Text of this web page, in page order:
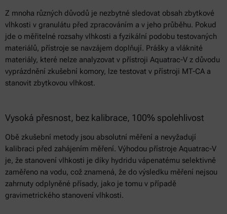
Z mnoha různých důvodů je nezbytné sledovat obsah zbytkové
vlhkosti v granulátu před zpracováním a v jeho průběhu. Pokud
jde o měřitelné rozsahy vlhkosti a fyzikální podobu testovaných
materiálů, přístroje se navzájem doplňují. Prášky a vláknité
materiály, které nelze analyzovat v přístroji Aquatrac-V z důvodu
vyprázdnění zkušební komory, lze testovat v přístroji MT-CA a
stanovit zbytkovou vlhkost.
Vysoká přesnost, bez kalibrace, 100% spolehlivost
Obě zkušební metody jsou absolutní měření a nevyžadují
kalibraci před zahájením měření. Výhodou přístroje Aquatrac-V
je, že stanovení vlhkosti je díky hydridu vápenatému selektivně
zaměřeno na vodu, což znamená, že do výsledku měření nejsou
zahrnuty odplyněné přísady, jako je tomu v případě
gravimetrického stanovení vlhkosti.